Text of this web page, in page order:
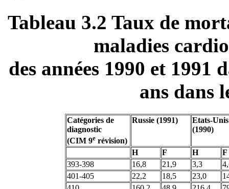
Tableau 3.2 Taux de
maladies
des années 1990 et 1991
ans dans
Catégories de
diagnostic
(CIM 9e révision)
Russie (1991)
Etats-Unis
(1990)
H F H
F
393-398
16,8 21,9 3,3
401-405
22,2 18,5 23,0